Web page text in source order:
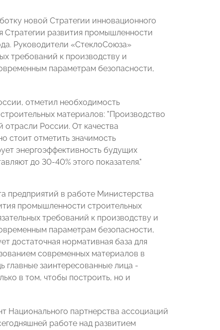
новой Стратегии инновационного
Стратегии развития промышленности
Руководители «СтеклоСоюза»
требований к производству и
параметрам безопасности,
отметил необходимость
материалов: "Производство
отрасли России. От качества
стоит отметить значимость
энергоэффективность будущих
до 30-40% этого показателя."
предприятий в работе Министерства
промышленности строительных
требований к производству и
параметрам безопасности,
достаточная нормативная база для
современных материалов в
главные заинтересованные лица -
в том, чтобы построить, но и
Национального партнерства ассоциаций
работе над развитием